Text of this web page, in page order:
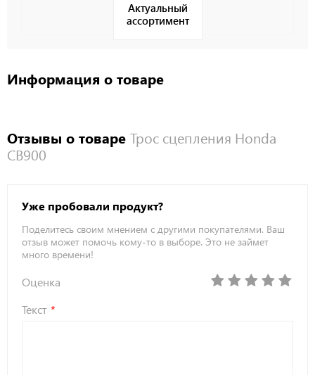
Актуальный
ассортимент
Информация о товаре
Отзывы о товаре Трос сцепления Honda
CB900
Уже пробовали продукт?
Поделитесь своим мнением с другими покупателями. Ваш
отзыв может помочь кому-то в выборе. Это не займет
много времени!
Оценка
Текст